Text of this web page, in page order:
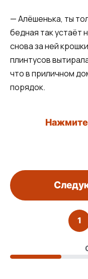
— Алёшенька, ты
бедная так устаёт
снова за ней
плинтусов
что в приличном
порядок.
1